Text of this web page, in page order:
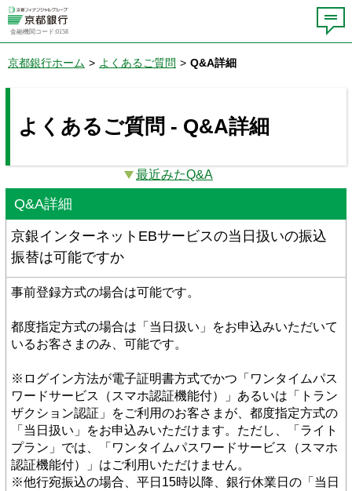
金融機関コード:0158
京都銀行ホーム > よくあるご質問 > Q&A詳細
よくあるご質問 - Q&A詳細
最近みたQ&A
Q&A詳細
京銀インターネットEBサービスの当日扱いの振込
振替は可能ですか
事前登録方式の場合は可能です。
都度指定方式の場合は「当日扱い」をお申込みいただいて
いるお客さまのみ、可能です。
※ログイン方法が電子証明書方式でかつ「ワンタイムパス
ワードサービス（スマホ認証機能付）」あるいは「トラン
ザクション認証」をご利用のお客さまが、都度指定方式の
「当日扱い」をお申込みいただけます。ただし、「ライト
プラン」では、「ワンタイムパスワードサービス（スマホ
認証機能付）」はご利用いただけません。
※他行宛振込の場合、平日15時以降、銀行休業日の「当日